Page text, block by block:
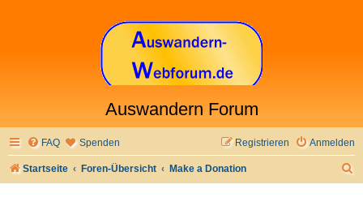
Auswandern Forum
FAQ Spenden Anmelden
Registrieren
Startseite Foren-Übersicht Make a Donation